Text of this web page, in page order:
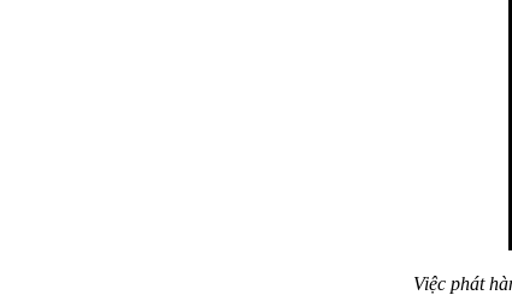
Việc phát